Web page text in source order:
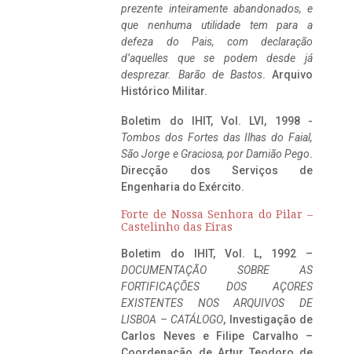
prezente inteiramente abandonados, e
que nenhuma utilidade tem para a
defeza do Pais, com declaração
d’aquelles que se podem desde já
desprezar. Barão de Bastos. Arquivo
Histórico Militar.
Boletim do IHIT, Vol. LVI, 1998 -
Tombos dos Fortes das Ilhas do Faial,
São Jorge e Graciosa, por Damião Pego.
Direcção dos Serviços de
Engenharia do Exército.
Forte de Nossa Senhora do Pilar –
Castelinho das Eiras
Boletim do IHIT, Vol. L, 1992 –
DOCUMENTAÇÃO SOBRE AS
FORTIFICAÇÕES DOS AÇORES
EXISTENTES NOS ARQUIVOS DE
LISBOA – CATÁLOGO, Investigação de
Carlos Neves e Filipe Carvalho –